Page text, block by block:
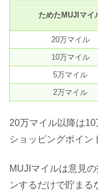
ためたMUJIマイ
20万マイル
10万マイル
5万マイル
2万マイル
20万マイル以降は
ショッピングポイン
MUJIマイルは意見
ンするだけで貯まる